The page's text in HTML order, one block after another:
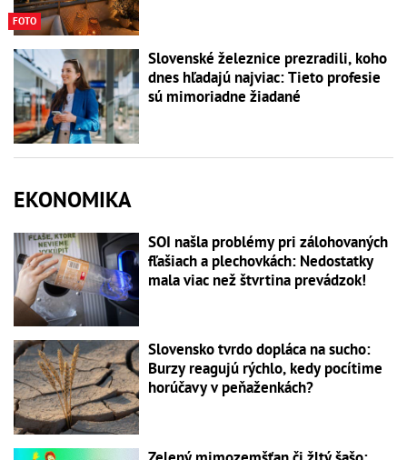
FOTO
Slovenské železnice prezradili, koho
dnes hľadajú najviac: Tieto profesie
sú mimoriadne žiadané
EKONOMIKA
SOI našla problémy pri zálohovaných
fľašiach a plechovkách: Nedostatky
mala viac než štvrtina prevádzok!
Slovensko tvrdo dopláca na sucho:
Burzy reagujú rýchlo, kedy pocítime
horúčavy v peňaženkách?